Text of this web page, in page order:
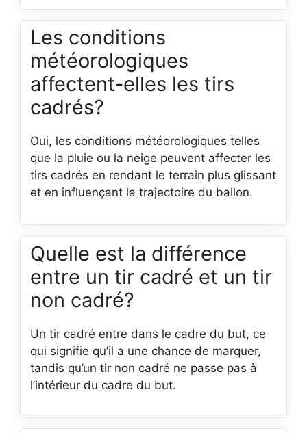
Les conditions
météorologiques
affectent-elles les tirs
cadrés?
Oui, les conditions météorologiques telles
que la pluie ou la neige peuvent affecter les
tirs cadrés en rendant le terrain plus glissant
et en influençant la trajectoire du ballon.
Quelle est la différence
entre un tir cadré et un tir
non cadré?
Un tir cadré entre dans le cadre du but, ce
qui signifie qu’il a une chance de marquer,
tandis qu’un tir non cadré ne passe pas à
l’intérieur du cadre du but.